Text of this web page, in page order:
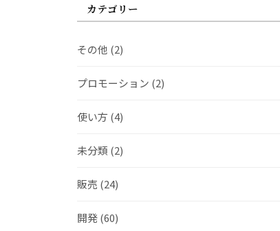
カテゴリー
その他 (2)
プロモーション (2)
使い方 (4)
未分類 (2)
販売 (24)
開発(60)